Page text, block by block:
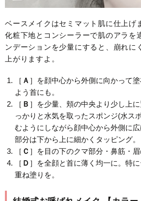
ベースメイクはセミマット肌に仕上げ
化粧下地とコンシーラーで肌のアラを
ンデーションを少量にすると、崩れに
上がりますよ。
［ Ａ ］を顔中心から外側に向かって
よう首にも。
［ Ｂ ］を少量、頬の中央より少し上
っかりと水気を取ったスポンジ(水ス
むようにしながら顔中心から外側に
部分は下から上に細かくタッピング。
［ Ｃ ］を目の下のクマ部分・鼻筋・眉
［ Ｄ ］を全顔と首に薄く均一に。特
重ね塗りを。